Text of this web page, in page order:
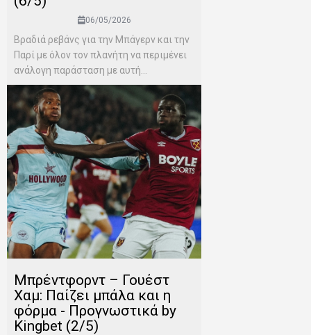
06/05/2026
Βραδιά ρεβάνς για την Μπάγερν και την
Παρί με όλον τον πλανήτη να περιμένει
ανάλογη παράσταση με αυτή...
Μπρέντφορντ – Γουέστ
Χαμ: Παίζει μπάλα και η
φόρμα - Προγνωστικά by
Kingbet (2/5)